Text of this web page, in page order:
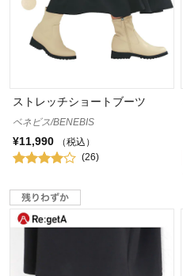
ストレッチショートブーツ
ベネビス/BENEBIS
¥11,990
（税込）
(26)